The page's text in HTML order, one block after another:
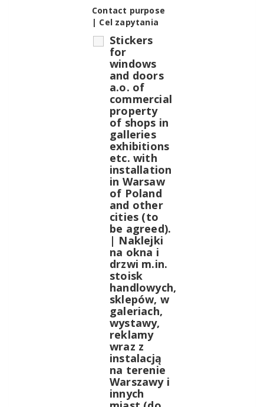
Contact purpose
| Cel zapytania
Stickers
for
windows
and doors
a.o. of
commercial
property
of shops in
galleries
exhibitions
etc. with
installation
in Warsaw
of Poland
and other
cities (to
be agreed).
| Naklejki
na okna i
drzwi m.in.
stoisk
handlowych,
sklepów, w
galeriach,
wystawy,
reklamy
wraz z
instalacją
na terenie
Warszawy i
innych